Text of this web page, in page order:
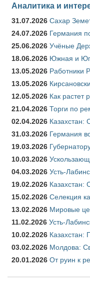
Аналитика и
31.07.2026 Сахар
24.07.2026 Германия
25.06.2026 Учёные
18.06.2026 Южная и
13.05.2026 Работники
13.05.2026
12.05.2026 Как растет
21.04.2026 Торги по
02.04.2026 Казахстан:
31.03.2026 Германия
19.03.2026
10.03.2026
04.03.2026 Усть-
19.02.2026 Казахстан:
15.02.2026 Селекция
13.02.2026 Мировые
11.02.2026 Усть-
10.02.2026 Казахстан:
03.02.2026 Молдова:
20.01.2026 От руин к